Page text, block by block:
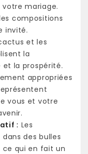
mariage.
compositions
invité.
et les
la
et la prospérité.
appropriées
vous et votre
: Les
des bulles
qui en fait un